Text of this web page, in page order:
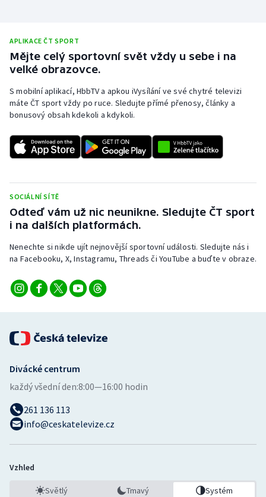
Plavání
Plážový volejbal
Ragby
Rychlostní kanoistika
Short track
Sportovní střelba
Veslování
Ostatní
APLIKACE ČT SPORT
Mějte celý sportovní svět vždy u sebe i na
velké obrazovce.
S mobilní aplikací, HbbTV a apkou iVysílání ve své chytré televizi
máte ČT sport vždy po ruce. Sledujte přímé přenosy, články a
bonusový obsah kdekoli a kdykoli.
SOCIÁLNÍ SÍTĚ
Odteď vám už nic neunikne. Sledujte ČT sport
i na dalších platformách.
Nenechte si nikde ujít nejnovější sportovní události. Sledujte nás i
na Facebooku, X, Instagramu, Threads či YouTube a buďte v obraze.
Divácké centrum
každý všední den:8:00—16:00 hodin
261 136 113
info@ceskatelevize.cz
Vzhled
Světlý Tmavý Systém